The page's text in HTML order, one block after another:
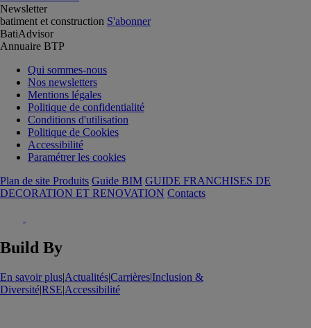
Newsletter
batiment et construction S'abonner
BatiAdvisor
Annuaire BTP
Qui sommes-nous
Nos newsletters
Mentions légales
Politique de confidentialité
Conditions d'utilisation
Politique de Cookies
Accessibilité
Paramétrer les cookies
Plan de site Produits Guide BIM GUIDE FRANCHISES DE
DECORATION ET RENOVATION Contacts
Build By
En savoir plus|Actualités|Carrières|Inclusion &
Diversité|RSE|Accessibilité